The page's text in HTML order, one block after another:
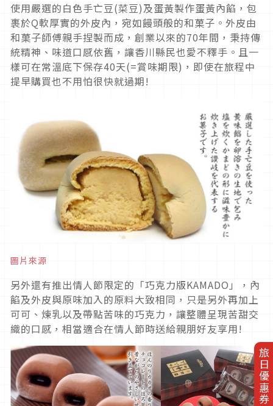
旅日優惠券
使用嚴選的白色手亡豆(菜豆)及蛋黃製作蛋黃內餡，包
裹於Q軟厚實的外皮內，宛如饅頭般的和菓子。外皮由
和菓子師傅親手捏製而成，創業以來的70年間，秉持傳
統精神、味道口感依舊，讓香川縣民也愛不釋手。且一
樣可在常溫底下保存40天(=賞味期限)，即使在旅程中
提早購買也不用怕很快就過期!
圖片來源
另外還有推出情人節限定的「巧克力版KAMADO」，內
餡及外皮與原味加入的原料大致相同，只是另外再加上
可可、煉乳以及帶點苦味的巧克力，讓整體呈現苦甜交
織的口感，相當適合在情人節時送給親朋好友享用!